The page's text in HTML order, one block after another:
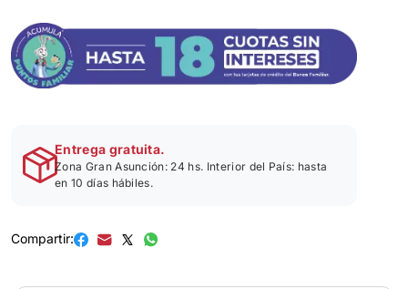
Entrega gratuita.
Zona Gran Asunción: 24 hs. Interior del País: hasta
en 10 días hábiles.
Compartir: